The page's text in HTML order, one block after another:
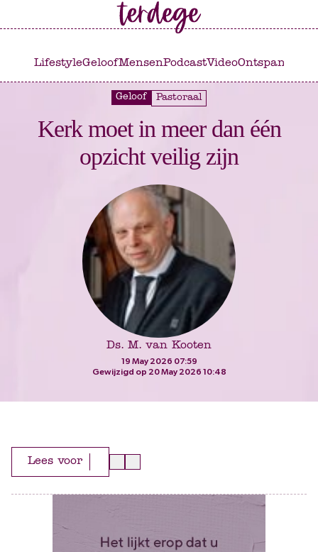
LifestyleGeloofMensenPodcastVideoOntspannen
Geloof Pastoraal
Kerk moet in meer dan één
opzicht veilig zijn
Ds. M. van Kooten
19 May 2026 07:59
Gewijzigd op 20 May 2026 10:48
Lees voor